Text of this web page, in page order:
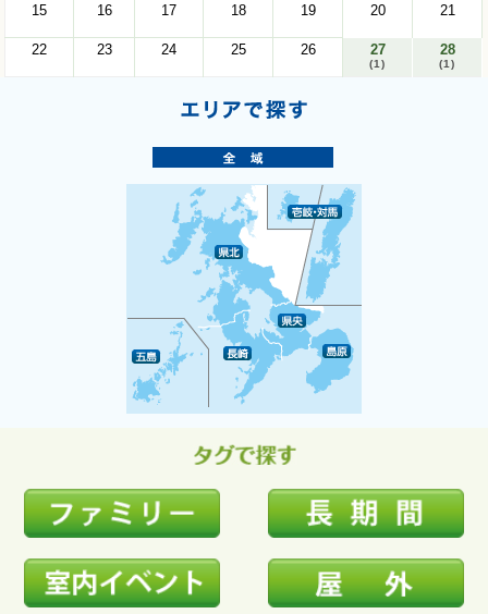
15 16 17 18 19 20 21
22 23 24 25 26 27
(1)
28
(1)
関連遺産
おおむらebooks
みなみしまばらebooks
ながさき市ebooks
さいかいイーブックス
長崎MICE観光マップ